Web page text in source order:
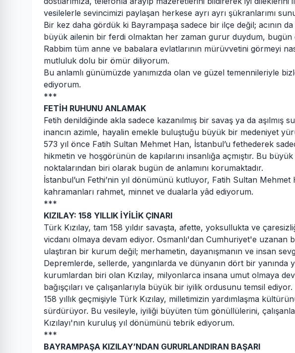
vesilelerle sevincimizi paylaşan herkese ayrı ayrı şükranlarımı
Bir kez daha gördük ki Bayrampaşa sadece bir ilçe değil; acının
büyük ailenin bir ferdi olmaktan her zaman gurur duydum, bugün
Rabbim tüm anne ve babalara evlatlarının mürüvvetini görmeyi
mutluluk dolu bir ömür diliyorum.
Bu anlamlı günümüzde yanımızda olan ve güzel temennileriyle
ediyorum.
***
FETİH RUHUNU ANLAMAK
Fetih denildiğinde akla sadece kazanılmış bir savaş ya da aşılmış
inancın azimle, hayalin emekle buluştuğu büyük bir medeniyet
573 yıl önce Fatih Sultan Mehmet Han, İstanbul’u fethederek
hikmetin ve hoşgörünün de kapılarını insanlığa açmıştır. Bu
noktalarından biri olarak bugün de anlamını korumaktadır.
İstanbul’un Fethi’nin yıl dönümünü kutluyor, Fatih Sultan Mehmet
kahramanları rahmet, minnet ve dualarla yâd ediyorum.
***
KIZILAY: 158 YILLIK İYİLİK ÇINARI
Türk Kızılay, tam 158 yıldır savaşta, afette, yoksullukta ve
vicdanı olmaya devam ediyor. Osmanlı'dan Cumhuriyet'e uzanan
ulaştıran bir kurum değil; merhametin, dayanışmanın ve insan
Depremlerde, sellerde, yangınlarda ve dünyanın dört bir
kurumlardan biri olan Kızılay, milyonlarca insana umut olmaya
bağışçıları ve çalışanlarıyla büyük bir iyilik ordusunu temsil ediyor.
158 yıllık geçmişiyle Türk Kızılay, milletimizin yardımlaşma
sürdürüyor. Bu vesileyle, iyiliği büyüten tüm gönüllülerini,
Kızılayı'nın kuruluş yıl dönümünü tebrik ediyorum.
***
BAYRAMPAŞA KIZILAY’NDAN GURURLANDIRAN BAŞARI